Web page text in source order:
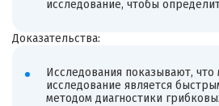
исследование, чтобы
Доказательства:
Исследования показывают,
исследование является
методом диагностики